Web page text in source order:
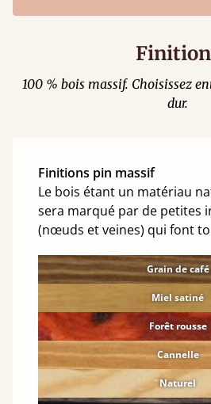
100 % bois massif. Choisissez
dur.
Finitions pin massif
Le bois étant un matériau
sera marqué par de petites
(nœuds et veines) qui font
Grain de café
Miel satiné
Forêt rousse
Cannelle
Naturel